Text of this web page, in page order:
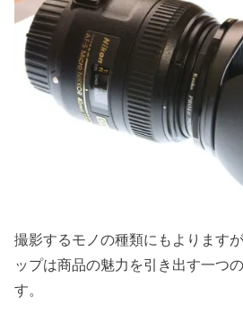
撮影するモノの種類にもよります
ップは商品の魅力を引き出す一つ
す。